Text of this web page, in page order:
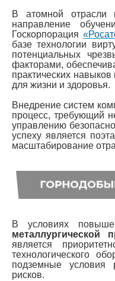
В атомной отрасли
направление
Госкорпорация
базе технологии
потенциальных
факторами,
практических
для жизни и здоровья.
Внедрение систем
процесс, требующий
управлению
успеху является
масштабирование
В условиях
металлургической
является
технологического
подземные условия
рисков.